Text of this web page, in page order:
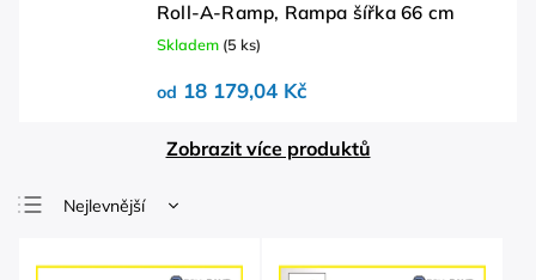
Roll-A-Ramp, Rampa šířka 66 cm
Skladem (5 ks)
od 18 179,04 Kč
Zobrazit více produktů
Nejlevnější